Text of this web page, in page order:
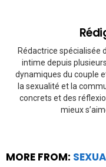
Rédactrice spécialisée
intime depuis
dynamiques du couple
la sexualité et la
concrets et des
mieux
MORE FROM: